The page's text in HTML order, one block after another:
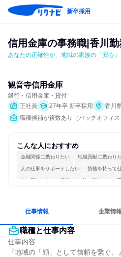
新卒採用
信用金庫の事務職|香川勤
あなたの正確性が、地域の家族の「安心」
観音寺信用金庫
銀行・信用金庫・貸付
正社員
27年卒 新卒採用
香川
職種候補が複数あり（バックオフィ
こんな人におすすめ
金融関係に携わりたい 地域貢献に携わり
人の仕事をサポートしたい 情熱を持って
常に新しいものに挑戦 女性が働きやすい
仕事情報 企業情報
職種と仕事内容
仕事内容
『地域の「顔」として信頼を繋ぐ。』